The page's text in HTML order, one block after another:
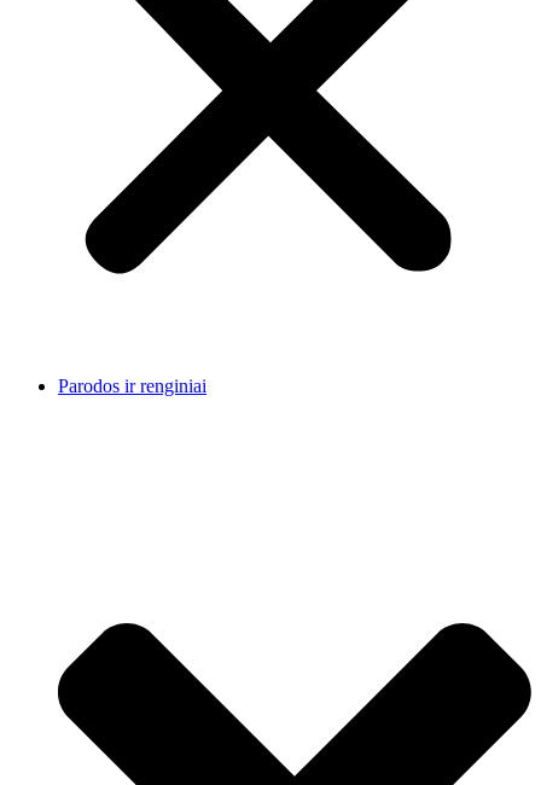
Parodos ir renginiai